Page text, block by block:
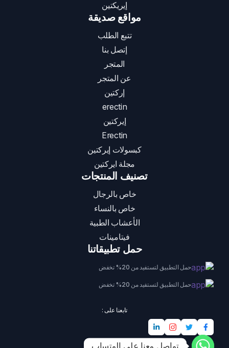
إيريكتين
مواقع صديقة
تتبع الطلب
إتصل بنا
المتجر
عن المتجر
إركتين
erectin
إيركتين
Erectin
كبسولات إيركتين
مجلة ايركتين
تصنيف المنتجات
خاص بالرجال
خاص بالنساء
الأعشاب الطبية
فيتامينات
حمل تطبيقاتنا
حمل التطبيق لتستفيد من 20% تخفض
حمل التطبيق لتستفيد من 20% تخفض
تابعنا على :
تواصل معنا على الوتساب